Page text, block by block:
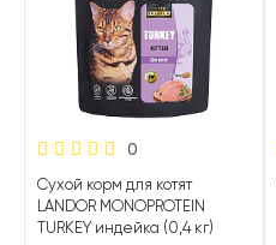
0
Сухой корм для котят
LANDOR MONOPROTEIN
TURKEY индейка (0,4 кг)